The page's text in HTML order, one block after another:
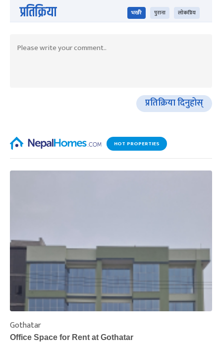
प्रतिक्रिया भर्खरै पुराना लोकप्रिय
प्रतिक्रिया दिनुहोस्
HOT PROPERTIES
Gothatar
Office Space for Rent at Gothatar